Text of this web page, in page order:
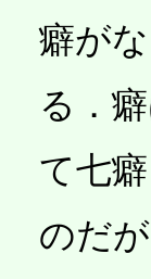
癖が
る．
て七
のだ